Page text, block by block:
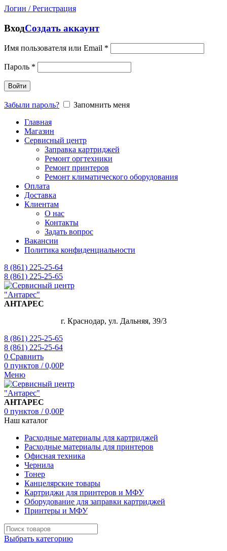
Логин / Регистрация
ВходСоздать аккаунт
Имя пользователя или Email *
Пароль *
Войти
Забыли пароль?
Запомнить меня
Главная
Магазин
Сервисный центр
Заправка картриджей
Ремонт оргтехники
Ремонт принтеров
Ремонт климатического оборудования
Оплата
Доставка
Клиентам
О нас
Контакты
Задать вопрос
Вакансии
Политика конфиденциальности
8 (861) 225-25-64
8 (861) 225-25-65
АНТАРЕС
г. Краснодар, ул. Дальняя, 39/3
8 (861) 225-25-65
8 (861) 225-25-64
0 Сравнить
0 пунктов / 0,00Р
Меню
АНТАРЕС
0 пунктов / 0,00Р
Наш каталог
Расходные материалы для картриджей
Расходные материалы для принтеров
Офисная техника
Чернила
Тонер
Канцелярские товары
Картриджи для принтеров и МФУ
Оборудование для заправки картриджей
Принтеры и МФУ
Выбрать категорию